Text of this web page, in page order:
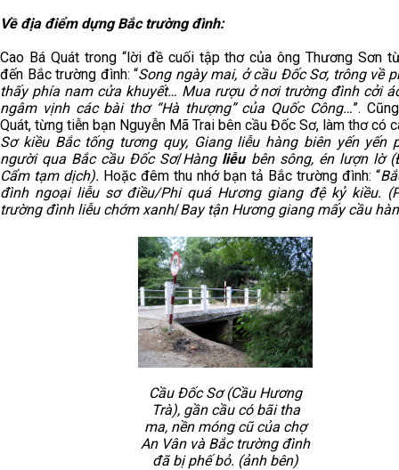
Về địa điểm dựng Bắc trường đình:
Cao Bá Quát trong “lời đề cuối tập thơ của ông Thương Sơn
đến Bắc trường đình: “Song ngày mai, ở cầu Đốc Sơ, trông về
thấy phía nam cửa khuyết… Mua rượu ở nơi trường đình cởi
ngâm vịnhcác bài thơ “Hà thượng” của Quốc Công…”.
Quát, từng tiễn bạn Nguyễn Mã Trai bên cầu Đốc Sơ, làm thơ có
Sơ kiều Bắc tống tương quy, Giang liễu hàng biên yến yến
người qua Bắc cầu Đốc Sơ/Hàng liễu bên sông, én lượn lờ
Cẩm tạm dịch). Hoặc đêm thu nhớ bạn tả Bắc trường đình: “
đình ngoại liễu sơ điều/Phi quá Hương giang đệ kỷ kiều.
trường đình liễu chớm xanh/Bay tận Hương giang mấy cầu
Cầu Đốc Sơ (Cầu Hương
Trà), gần cầu có bãi tha
ma, nền móng cũ của chợ
An Vân và Bắc trường đình
đã bị phế bỏ. (ảnh bên)